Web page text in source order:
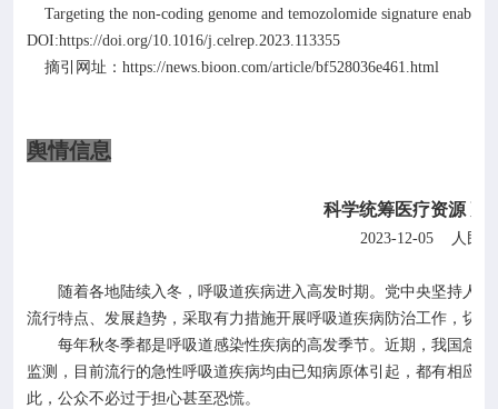
Targeting the non-coding genome and temozolomide signature
DOI:https://doi.org/10.1016/j.celrep.2023.113355
摘引网址： https://news.bioon.com/article/bf528036e461.html
舆情信息
科学统筹医疗资源
2023-12-05 人民
随着各地陆续入冬，呼吸道疾病进入高发时期。党中央坚持人民
流行特点、发展趋势，采取有力措施开展呼吸道疾病防治工作，切
每年秋冬季都是呼吸道感染性疾病的高发季节。近期，我国急性
监测，目前流行的急性呼吸道疾病均由已知病原体引起，都有相应
此，公众不必过于担心甚至恐慌。